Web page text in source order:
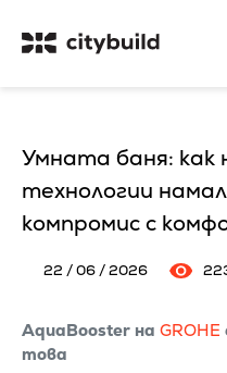
Умната баня:
технологии
компромис с
22 / 06 / 2026
AquaBooster на GROHE
това